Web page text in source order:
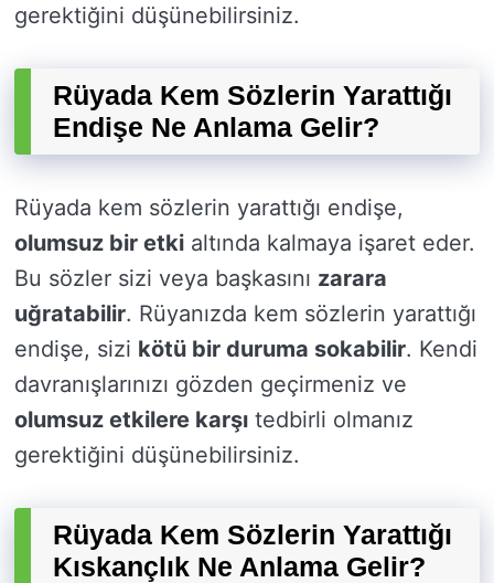
gerektiğini düşünebilirsiniz.
Rüyada Kem Sözlerin Yarattığı
Endişe Ne Anlama Gelir?
Rüyada kem sözlerin yarattığı endişe,
olumsuz bir etki altında kalmaya işaret eder.
Bu sözler sizi veya başkasını zarara
uğratabilir. Rüyanızda kem sözlerin yarattığı
endişe, sizi kötü bir duruma sokabilir. Kendi
davranışlarınızı gözden geçirmeniz ve
olumsuz etkilere karşı tedbirli olmanız
gerektiğini düşünebilirsiniz.
Rüyada Kem Sözlerin Yarattığı
Kıskançlık Ne Anlama Gelir?